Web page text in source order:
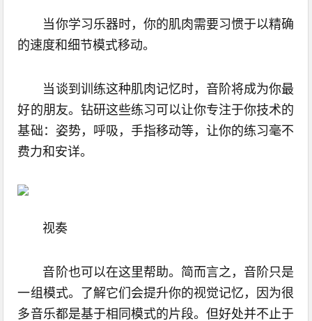
当你学习乐器时，你的肌肉需要习惯于以精确
的速度和细节模式移动。
当谈到训练这种肌肉记忆时，音阶将成为你最
好的朋友。钻研这些练习可以让你专注于你技术的
基础：姿势，呼吸，手指移动等，让你的练习毫不
费力和安详。
视奏
音阶也可以在这里帮助。简而言之，音阶只是
一组模式。了解它们会提升你的视觉记忆，因为很
多音乐都是基于相同模式的片段。但好处并不止于